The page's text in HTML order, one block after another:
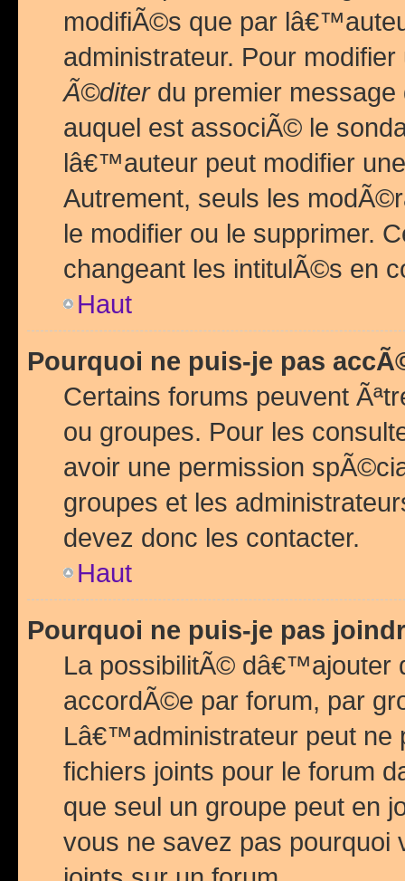
modifiÃ©s que par
administrateur. Pour
Ã©diterdu premier
auquel est associÃ© le
lâ€™auteur peut modifier
Autrement, seuls les
le modifier ou le supprimer.
changeant les intitulÃ©s en
Haut
Pourquoi ne puis-je pas
Certains forums peuvent
ou groupes. Pour les
avoir une permission
groupes et les
devez donc les contacter.
Haut
Pourquoi ne puis-je pas
La possibilitÃ© dâ€™ajouter
accordÃ©e par forum, par
Lâ€™administrateur peut
fichiers joints pour le forum
que seul un groupe peut en
vous ne savez pas pourquoi